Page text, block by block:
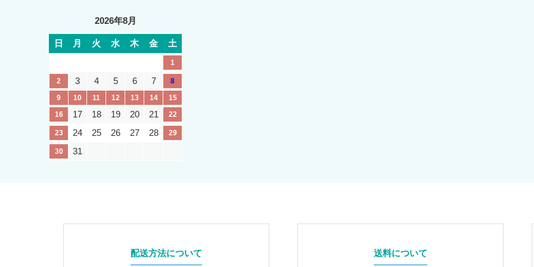
2026年8月
日 月 火 水 木 金 土
1
2 3 4 5 6 7
8
9
10 11 12 13 14
15
16
17 18 19 20 21 22
23 24 25 26 27 28 29
30 31
配送方法について 送料について